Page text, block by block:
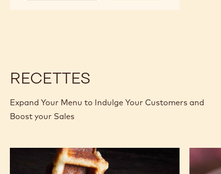
RECETTES
Expand Your Menu to Indulge Your Customers and
Boost your Sales
pâtissières